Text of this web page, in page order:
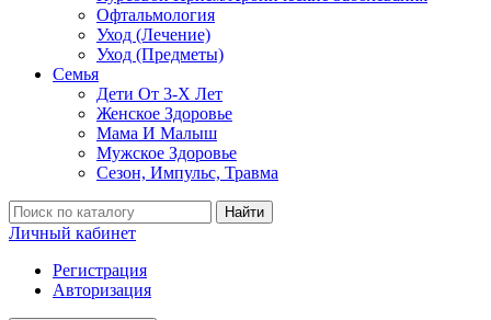
Офтальмология
Уход (Лечение)
Уход (Предметы)
Семья
Дети От 3-Х Лет
Женское Здоровье
Мама И Малыш
Мужское Здоровье
Сезон, Импульс, Травма
Найти
Личный кабинет
Регистрация
Авторизация